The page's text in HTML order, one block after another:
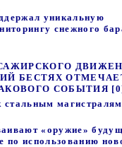
уникальную
снежного
БЕСТЯХ
СОБЫТИЯ
стальным магистралям
«оружие»
по использованию